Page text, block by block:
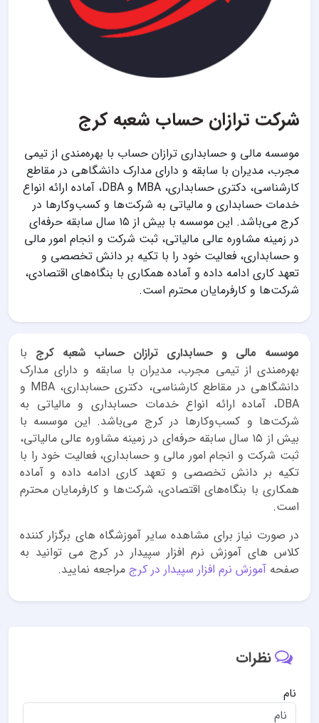
شرکت ترازان حساب شعبه کرج
موسسه مالی و حسابداری ترازان حساب با بهره‌مندی از تیمی
مجرب، مدیران با سابقه و دارای مدارک دانشگاهی در مقاطع
کارشناسی، دکتری حسابداری، MBA و DBA، آماده ارائه انواع
خدمات حسابداری و مالیاتی به شرکت‌ها و کسب‌وکارها در
کرج می‌باشد. این موسسه با بیش از ۱۵ سال سابقه حرفه‌ای
در زمینه مشاوره عالی مالیاتی، ثبت شرکت و انجام امور مالی
و حسابداری، فعالیت خود را با تکیه بر دانش تخصصی و
تعهد کاری ادامه داده و آماده همکاری با بنگاه‌های اقتصادی،
شرکت‌ها و کارفرمایان محترم است.
موسسه مالی و حسابداری ترازان حساب شعبه کرج با
بهره‌مندی از تیمی مجرب، مدیران با سابقه و دارای مدارک
دانشگاهی در مقاطع کارشناسی، دکتری حسابداری، MBA و
DBA، آماده ارائه انواع خدمات حسابداری و مالیاتی به
شرکت‌ها و کسب‌وکارها در کرج می‌باشد. این موسسه با
بیش از ۱۵ سال سابقه حرفه‌ای در زمینه مشاوره عالی مالیاتی،
ثبت شرکت و انجام امور مالی و حسابداری، فعالیت خود را با
تکیه بر دانش تخصصی و تعهد کاری ادامه داده و آماده
همکاری با بنگاه‌های اقتصادی، شرکت‌ها و کارفرمایان محترم
است.
در صورت نیاز برای مشاهده سایر آموزشگاه های برگزار کننده
کلاس های آموزش نرم افزار سپیدار در کرج می توانید به
صفحه آموزش نرم افزار سپیدار در کرج مراجعه نمایید.
نظرات
نام